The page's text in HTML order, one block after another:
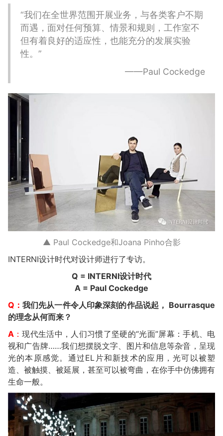
“我们在全世界范围开展业务，与各类客户不期
而遇，面对任何预算、情景和规则，工作室不
但有着良好的适应性，也能充分的发展实验
性。”
——Paul Cockedge
▲ Paul Cockedge和Joana Pinho合影
INTERNI设计时代对设计师进行了专访。
Q = INTERNI设计时代
A = Paul Cockedge
Q： 我们先从一件令人印象深刻的作品说起， Bourrasque
的理念从何而来？
A：现代生活中，人们习惯了坚硬的“光面”屏幕：手机、电
视和广告牌……我们想摆脱文字、图片和信息等杂音，呈现
光的本原感觉。通过EL片和新技术的应用，光可以被塑
造、被触摸、被延展，甚至可以被弯曲，在你手中仿佛拥有
生命一般。